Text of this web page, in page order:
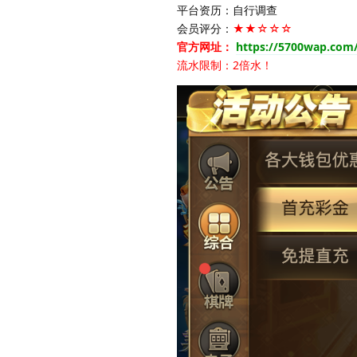
平台资历：自行调查
会员评分： ★★☆☆☆
官方网址： https://
流水限制：2倍水！